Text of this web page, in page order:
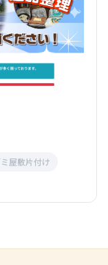
屋敷片付け